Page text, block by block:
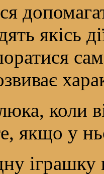
якісь
коли
якщо у
іграшку